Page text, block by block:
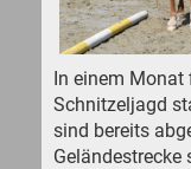
In einem Monat
Schnitzeljagd
sind bereits